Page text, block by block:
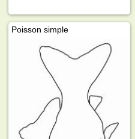
Poisson simple